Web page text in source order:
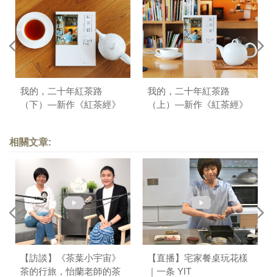
媒體報導一覽
合作與代言
訂閱電子報
我的，二十年紅茶路
（下）—新作《紅茶經》
我的，二十年紅茶路
（上）—新作《紅茶經》
相關文章:
【訪談】《茶葉小宇宙》
茶的行旅，怡蘭老師的茶
【直播】宅家餐桌玩花樣
｜一条 YIT